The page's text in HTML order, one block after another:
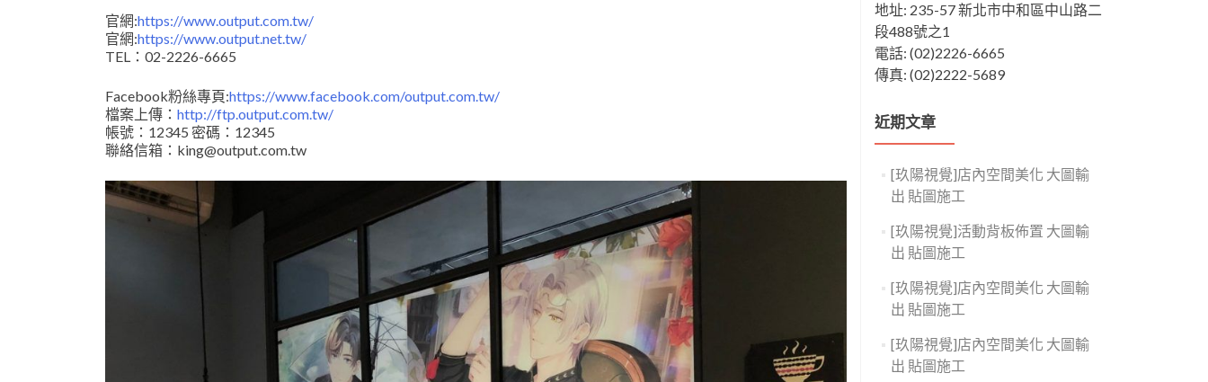
官網:https://www.output.com.tw/
官網:https://www.output.net.tw/
TEL：02-2226-6665
Facebook粉絲專頁:https://www.facebook.com/output.com.tw/
檔案上傳： http://ftp.output.com.tw/
帳號：12345 密碼：12345
聯絡信箱：king@output.com.tw
地址: 235-57 新北市中和區中山路二
段488號之1
電話: (02)2226-6665
傳真: (02)2222-5689
近期文章
[玖陽視覺]店內空間美化 大圖輸
出 貼圖施工
[玖陽視覺]活動背板佈置 大圖輸
出 貼圖施工
[玖陽視覺]店內空間美化 大圖輸
出 貼圖施工
[玖陽視覺]店內空間美化 大圖輸
出 貼圖施工